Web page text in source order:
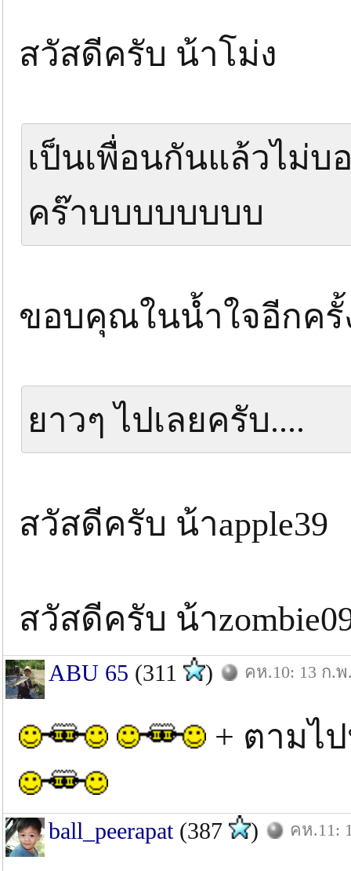
สวัสดีครับ น้าโม่ง
เป็นเพื่อนกันแล้วไม่บ
คร๊าบบบบบบบบ
ขอบคุณในน้ำใจอีกครั้
ยาวๆ ไปเลยครับ....
สวัสดีครับ น้าapple39
สวัสดีครับ น้า
ABU 65 (311 ) คห.10: 13 ก.พ
+ ตามไ
ball_peerapat(387 ) คห.11: